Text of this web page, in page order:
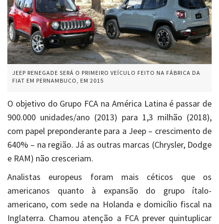
JEEP RENEGADE SERÁ O PRIMEIRO VEÍCULO FEITO NA FÁBRICA DA
FIAT EM PERNAMBUCO, EM 2015
O objetivo do Grupo FCA na América Latina é passar de
900.000 unidades/ano (2013) para 1,3 milhão (2018),
com papel preponderante para a Jeep – crescimento de
640% – na região. Já as outras marcas (Chrysler, Dodge
e RAM) não cresceriam.
Analistas europeus foram mais céticos que os
americanos quanto à expansão do grupo ítalo-
americano, com sede na Holanda e domicílio fiscal na
Inglaterra. Chamou atenção a FCA prever quintuplicar